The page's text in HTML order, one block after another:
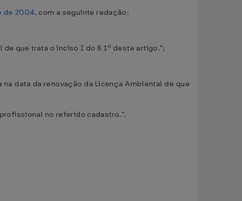
de 2004, com a seguinte redação:
que trata o inciso I do § 1º deste artigo.";
data da renovação da Licença Ambiental de que
no referido cadastro.".